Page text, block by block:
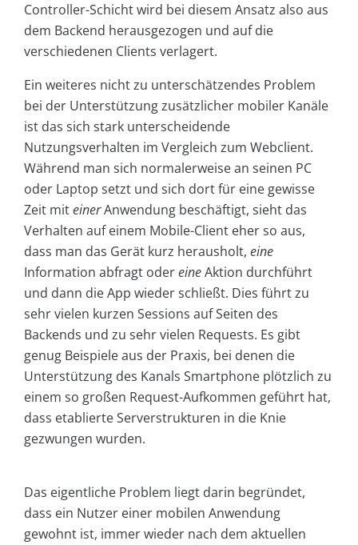
Controller-Schicht wird bei diesem Ansatz also aus
dem Backend herausgezogen und auf die
verschiedenen Clients verlagert.
Ein weiteres nicht zu unterschätzendes Problem
bei der Unterstützung zusätzlicher mobiler Kanäle
ist das sich stark unterscheidende
Nutzungsverhalten im Vergleich zum Webclient.
Während man sich normalerweise an seinen PC
oder Laptop setzt und sich dort für eine gewisse
Zeit miteinerAnwendung beschäftigt, sieht das
Verhalten auf einem Mobile-Client eher so aus,
dass man das Gerät kurz herausholt, eine
Information abfragt odereineAktion durchführt
und dann die App wieder schließt. Dies führt zu
sehr vielen kurzen Sessions auf Seiten des
Backends und zu sehr vielen Requests. Es gibt
genug Beispiele aus der Praxis, bei denen die
Unterstützung des Kanals Smartphone plötzlich zu
einem so großen Request-Aufkommen geführt hat,
dass etablierte Serverstrukturen in die Knie
gezwungen wurden.
Das eigentliche Problem liegt darin begründet,
dass ein Nutzer einer mobilen Anwendung
gewohnt ist, immer wieder nach dem aktuellen